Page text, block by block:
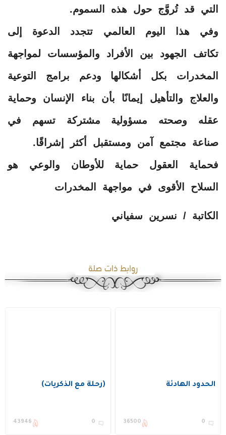
التي قد تُروَّج حول هذه السموم.
وفي هذا اليوم العالمي تتجدد الدعوة إلى
تكاتف الجهود بين الأفراد والمؤسسات لمواجهة
المخدرات بكل أشكالها ودعم برامج التوعية
والعلاج والتأهيل إيمانًا بأن بناء الإنسان وحماية
عقله وصحته مسؤولية مشتركة تسهم في
صناعة مجتمع آمن ومستقبل أكثر إشراقًا.
فحماية العقول حماية للأوطان والوعي هو
السلاح الأقوى في مواجهة المخدرات
الكاتبة / نسرين سفياني
روابط ذات صلة
الحدود الهادئة
0
36500
(رحلة مع الذكريات)
0
43946